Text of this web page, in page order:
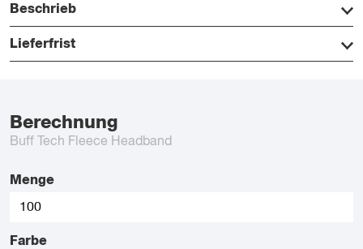
Beschrieb
Lieferfrist
Berechnung
Buff Tech Fleece Headband
Menge
Farbe